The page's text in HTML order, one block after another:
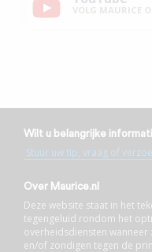
Wilt u belangrijke
Stuur uw tip, vraag of
Over Maurice.nl
Deze website staat in het
tegengeluid rondom het
overheidsdiensten wanneer
en/of zondigen tegen de